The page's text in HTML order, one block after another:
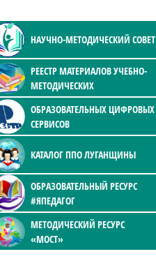
НАУЧНО-МЕТОДИЧЕСКИЙ СОВЕТ
РЕЕСТР МАТЕРИАЛОВ УЧЕБНО-
МЕТОДИЧЕСКИХ
ОБРАЗОВАТЕЛЬНЫХ ЦИФРОВЫХ
СЕРВИСОВ
КАТАЛОГ ППО ЛУГАНЩИНЫ
ОБРАЗОВАТЕЛЬНЫЙ РЕСУРС
#ЯПЕДАГОГ
МЕТОДИЧЕСКИЙ РЕСУРС
«МОСТ»